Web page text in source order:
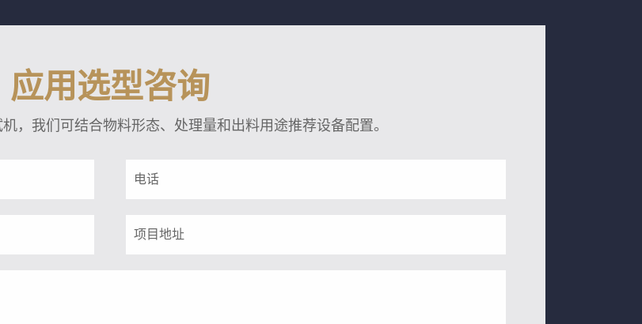
应用选型咨询
，我们可结合物料形态、处理量和出料用途推荐设备配置。